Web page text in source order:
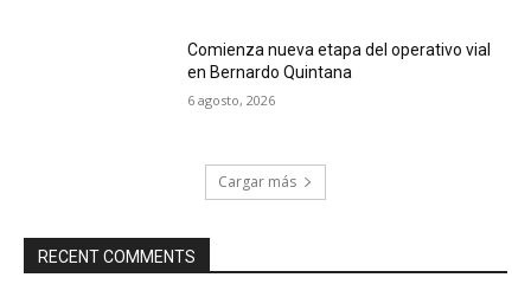
Comienza nueva etapa del operativo vial
en Bernardo Quintana
6 agosto, 2026
Cargar más
RECENT COMMENTS